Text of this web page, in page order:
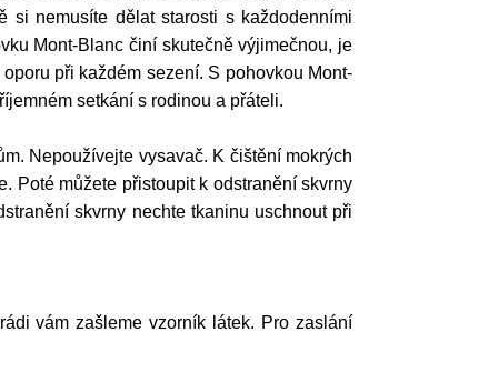
si nemusíte dělat starosti s každodenními
Mont-Blanc činí skutečně výjimečnou, je
při každém sezení. S pohovkou Mont-
setkání s rodinou a přáteli.
Nepoužívejte vysavač. K čištění mokrých
Poté můžete přistoupit k odstranění skvrny
skvrny nechte tkaninu uschnout při
vám zašleme vzorník látek. Pro zaslání